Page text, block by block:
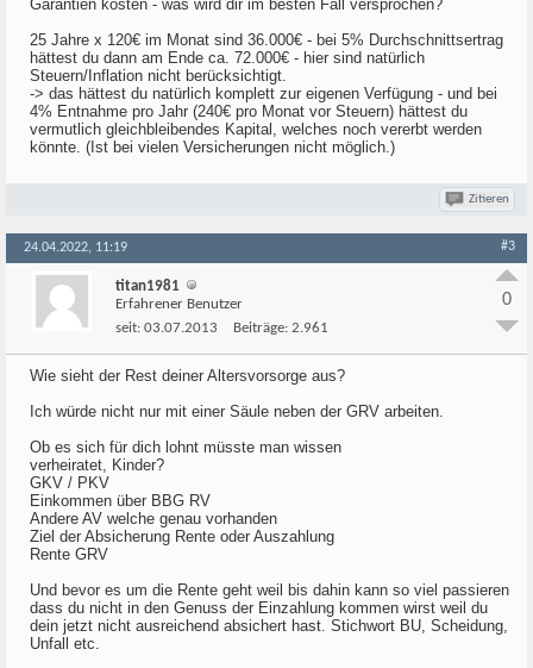
Garantien kosten - was wird dir im besten Fall versprochen?
25 Jahre x 120€ im Monat sind 36.000€ - bei 5% Durchschnittsertrag
hättest du dann am Ende ca. 72.000€ - hier sind natürlich
Steuern/Inflation nicht berücksichtigt.
-> das hättest du natürlich komplett zur eigenen Verfügung - und bei
4% Entnahme pro Jahr (240€ pro Monat vor Steuern) hättest du
vermutlich gleichbleibendes Kapital, welches noch vererbt werden
könnte. (Ist bei vielen Versicherungen nicht möglich.)
Zitieren
24.04.2022, 11:19 #3
titan1981
Erfahrener Benutzer
seit: 03.07.2013 Beiträge: 2.961
0
Wie sieht der Rest deiner Altersvorsorge aus?
Ich würde nicht nur mit einer Säule neben der GRV arbeiten.
Ob es sich für dich lohnt müsste man wissen
verheiratet, Kinder?
GKV / PKV
Einkommen über BBG RV
Andere AV welche genau vorhanden
Ziel der Absicherung Rente oder Auszahlung
Rente GRV
Und bevor es um die Rente geht weil bis dahin kann so viel passieren
dass du nicht in den Genuss der Einzahlung kommen wirst weil du
dein jetzt nicht ausreichend absichert hast. Stichwort BU, Scheidung,
Unfall etc.